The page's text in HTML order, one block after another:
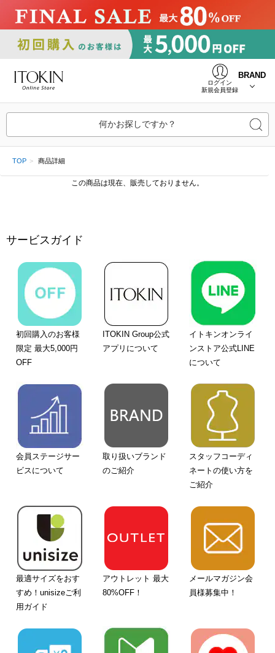
ログイン
新規会員登録
BRAND
何かお探しですか？
TOP 商品詳細
この商品は現在、販売しておりません。
サービスガイド
初回購入のお客様
限定 最大5,000円
OFF
ITOKIN Group公式
アプリについて
イトキンオンライ
ンストア公式LINE
について
会員ステージサー
ビスについて
取り扱いブランド
のご紹介
スタッフコーディ
ネートの使い方を
ご紹介
最適サイズをおす
すめ！unisizeご利
用ガイド
アウトレット 最大
80%OFF！
メールマガジン会
員様募集中！